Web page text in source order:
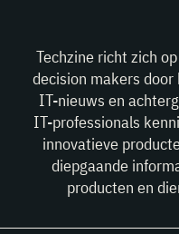
Techzine richt zich
decision makers
IT-nieuws en
IT-professionals
innovatieve
diepgaande
producten en